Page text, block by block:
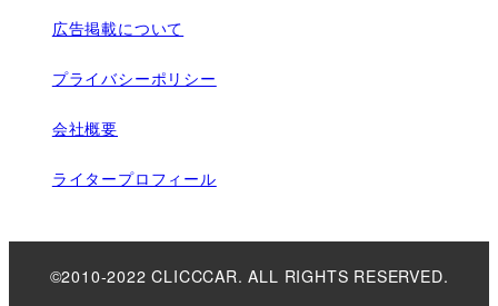
広告掲載について
プライバシーポリシー
会社概要
ライタープロフィール
©2010-2022 CLICCCAR. ALL RIGHTS RESERVED.